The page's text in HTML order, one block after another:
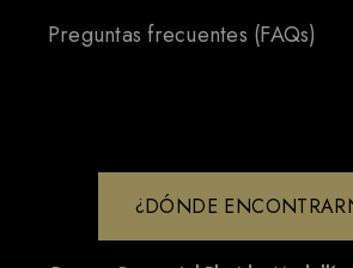
Preguntas frecuentes (FAQs)
¿DÓNDE